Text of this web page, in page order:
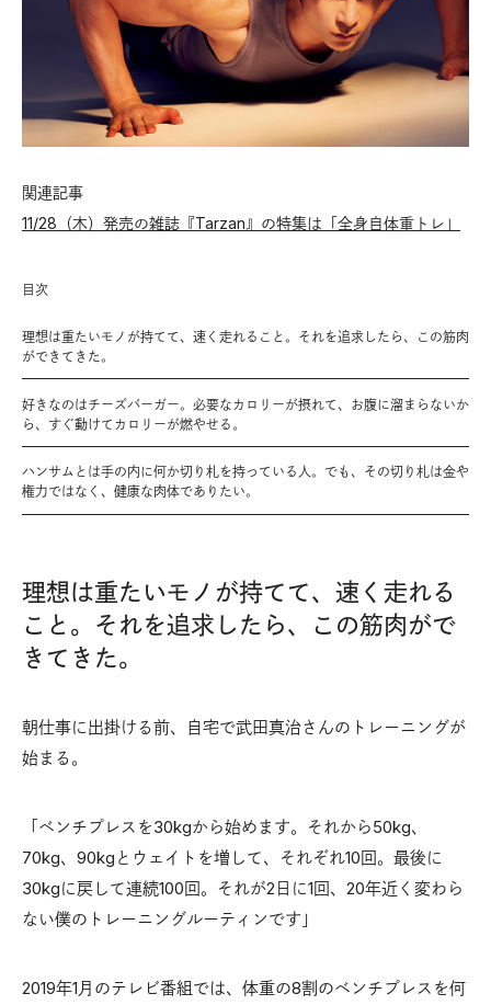
関連記事
11/28（木）発売の雑誌『Tarzan』の特集は「全身自体重トレ」
目次
理想は重たいモノが持てて、速く走れること。それを追求したら、この筋肉
ができてきた。
好きなのはチーズバーガー。必要なカロリーが摂れて、お腹に溜まらないか
ら、すぐ動けてカロリーが燃やせる。
ハンサムとは手の内に何か切り札を持っている人。でも、その切り札は金や
権力ではなく、健康な肉体でありたい。
理想は重たいモノが持てて、速く走れる
こと。それを追求したら、この筋肉がで
きてきた。
朝仕事に出掛ける前、自宅で武田真治さんのトレーニングが
始まる。
「ベンチプレスを30kgから始めます。それから50kg、
70kg、90kgとウェイトを増して、それぞれ10回。最後に
30kgに戻して連続100回。それが2日に1回、20年近く変わら
ない僕のトレーニングルーティンです」
2019年1月のテレビ番組では、体重の8割のベンチプレスを何